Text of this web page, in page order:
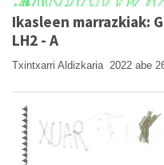
Ikasleen marrazkiak:
LH2 - A
Txintxarri Aldizkaria 2022 abe